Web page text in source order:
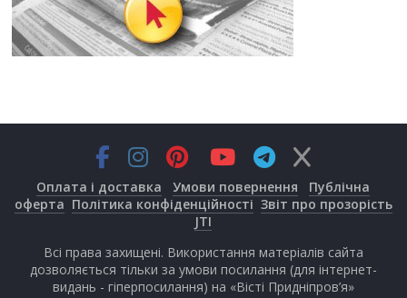
Оплата і доставка Умови повернення
Публічна
оферта Політика конфіденційності Звіт про прозорість
JTI
Всі права захищені. Використання матеріалів сайта
дозволяється тільки за умови посилання (для інтернет-
видань - гіперпосилання) на «Вісті Придніпров’я»